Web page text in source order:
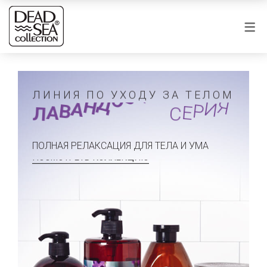
ПРОДУКТЫ
Соли для ванн
Масло для тела
Лосьйон для тела
Кокос
Арган
Кератин
Чайное дерево
ЛИНИЯ ПО УХОДУ ЗА ТЕЛОМ
ЛАВАНД СЕРИЯ
ПОЛНАЯ РЕЛАКСАЦИЯ ДЛЯ ТЕЛА И УМА
ПОСМОТРЕТЬ КОЛЛЕКЦИЮ